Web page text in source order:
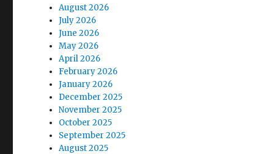
August 2026
July 2026
June 2026
May 2026
April 2026
February 2026
January 2026
December 2025
November 2025
October 2025
September 2025
August 2025